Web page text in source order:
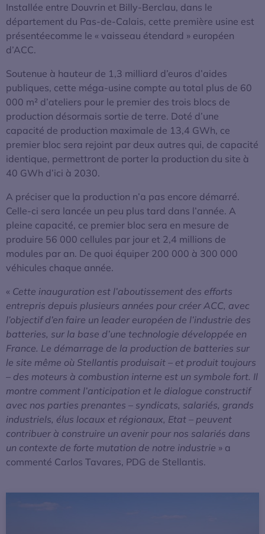
Installée entre Douvrin et Billy-Berclau, dans le
département du Pas-de-Calais, cette première usine est
présentéecomme le « vaisseau étendard » européen
d’ACC.
Soutenue à hauteur de 1,3 milliard d’euros d’aides
publiques, cette méga-usine compte au total plus de 60
000 m² d’ateliers pour le premier des trois blocs de
production désormais sortie de terre. Doté d’une
capacité de production maximale de 13,4 GWh, ce
premier bloc sera rejoint par deux autres qui, de capacité
identique, permettront de porter la production du site à
40 GWh d’ici à 2030.
A préciser que la production n’a pas encore démarré.
Celle-ci sera lancée un peu plus tard dans l’année. A
pleine capacité, ce premier bloc sera en mesure de
produire 56 000 cellules par jour et 2,4 millions de
modules par an. De quoi équiper 200 000 à 300 000
véhicules chaque année.
« Cette inauguration est l’aboutissement des efforts
entrepris depuis plusieurs années pour créer ACC, avec
l’objectif d’en faire un leader européen de l’industrie des
batteries, sur la base d’une technologie développée en
France. Le démarrage de la production de batteries sur
le site même où Stellantis produisait – et produit toujours
– des moteurs à combustion interne est un symbole fort. Il
montre comment l’anticipation et le dialogue constructif
avec nos parties prenantes – syndicats, salariés, grands
industriels, élus locaux et régionaux, Etat – peuvent
contribuer à construire un avenir pour nos salariés dans
un contexte de forte mutation de notre industrie » a
commenté Carlos Tavares, PDG de Stellantis.